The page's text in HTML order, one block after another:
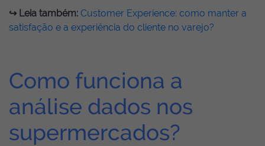
↪ ︎ Leia também: Customer Experience: como manter a
satisfação e a experiência do cliente no varejo?
Como funciona a
análise dados nos
supermercados?